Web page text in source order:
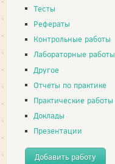
Тесты
Рефераты
Контрольные работы
Лабораторные работы
Другое
Отчеты по практике
Практические работы
Доклады
Презентации
Добавить работу